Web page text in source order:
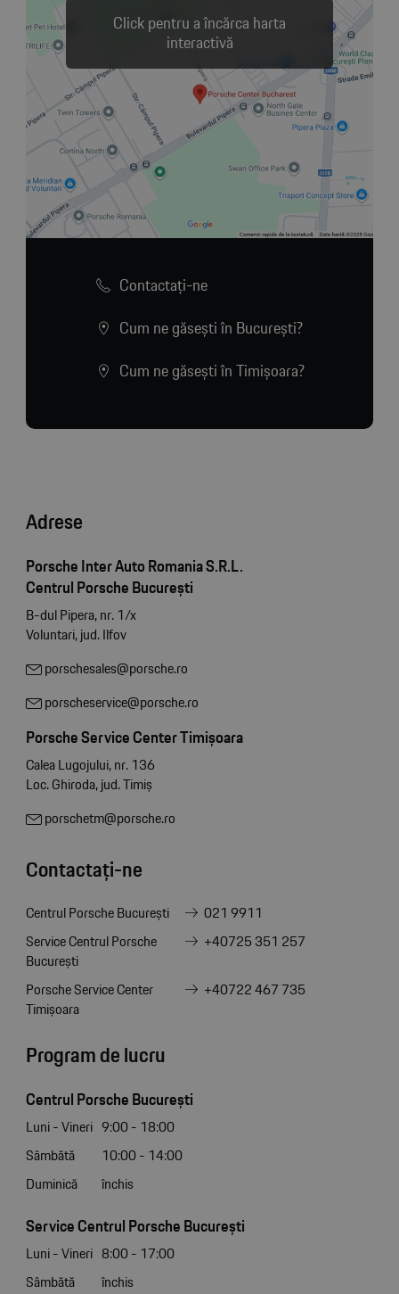
Click pentru a încărca harta
interactivă
Contactaţi-ne
Cum ne găsești în București?
Cum ne găsești în Timișoara?
Adrese
Porsche Inter Auto Romania S.R.L.
Centrul Porsche București
B-dul Pipera, nr. 1/x
Voluntari, jud. Ilfov
porschesales@porsche.ro
porscheservice@porsche.ro
Porsche Service Center Timișoara
Calea Lugojului, nr. 136
Loc. Ghiroda, jud. Timiș
porschetm@porsche.ro
Contactați-ne
Centrul Porsche București
021 9911
Service Centrul Porsche
București
+40725 351 257
Porsche Service Center
Timișoara
+40722 467 735
Program de lucru
Centrul Porsche București
Luni - Vineri 9:00 - 18:00
Sâmbătă
10:00 - 14:00
Duminică
închis
Service Centrul Porsche București
Luni - Vineri 8:00 - 17:00
Sâmbătă
închis